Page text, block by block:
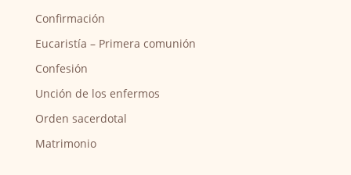
Confirmación
Eucaristía – Primera comunión
Confesión
Unción de los enfermos
Orden sacerdotal
Matrimonio